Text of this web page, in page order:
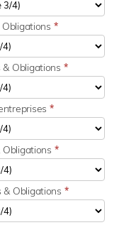
*
Obligations *
*
Obligations *
& Obligations *